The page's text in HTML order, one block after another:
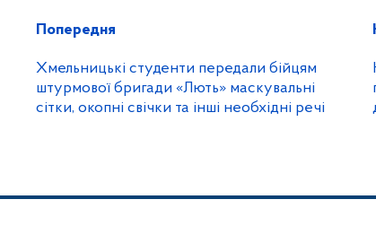
Попередня
Хмельницькі студенти передали бійцям
штурмової бригади «Лють» маскувальні
сітки, окопні свічки та інші необхідні речі